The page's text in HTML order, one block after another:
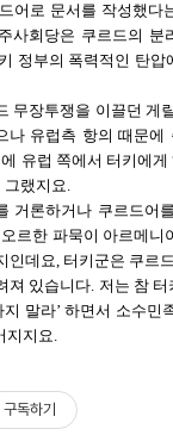
어로 문서를 작성했다
사회당은 쿠르드의 분
정부의 폭력적인 탄압
무장투쟁을 이끌던 게
나 유럽측 항의 때문에
유럽 쪽에서 터키에게
그랬지요.
거론하거나 쿠르드어
르한 파묵이 아르메니
인데요, 터키군은 쿠르
져 있습니다. 저는 참
말라’ 하면서 소수민
지지요.
구독하기